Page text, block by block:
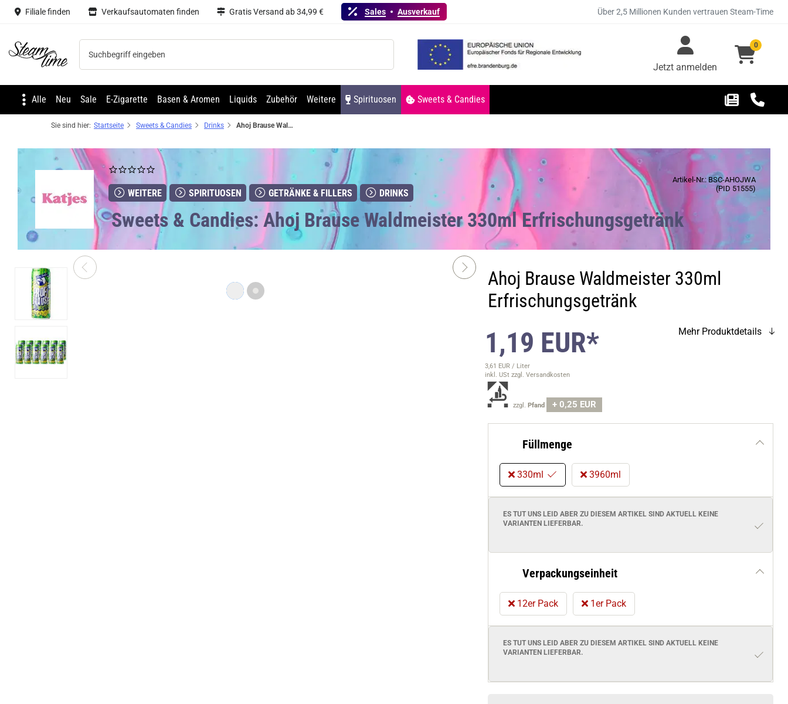
Filiale finden Verkaufsautomaten finden Gratis Versand ab 34,99 € Sales Ausverkauf Über 2,5 Millionen Kunden vertrauen Steam-Time
Steam time Jetzt anmelden
0
Alle Neu Sale E-Zigarette Basen & Aromen Liquids Zubehör Weitere Spirituosen Sweets & Candies
Sie sind hier: Startseite Sweets & Candies Drinks Ahoj Brause Waldmeister 330ml Erfrischungsgetränk
WEITERE SPIRITUOSEN GETRÄNKE & FILLERS DRINKS
Artikel-Nr.: BSC-AHOJWA
(PID 51555)
Sweets & Candies: Ahoj Brause Waldmeister 330ml Erfrischungsgetränk
Ahoj Brause Waldmeister 330ml
Erfrischungsgetränk
1,19 EUR*
3,61 EUR / Liter
inkl. USt zzgl. Versandkosten
zzgl. Pfand + 0,25 EUR
Mehr Produktdetails
Füllmenge
330ml 3960ml
ES TUT UNS LEID ABER ZU DIESEM ARTIKEL SIND AKTUELL KEINE
VARIANTEN LIEFERBAR.
Verpackungseinheit
12er Pack 1er Pack
ES TUT UNS LEID ABER ZU DIESEM ARTIKEL SIND AKTUELL KEINE
VARIANTEN LIEFERBAR.